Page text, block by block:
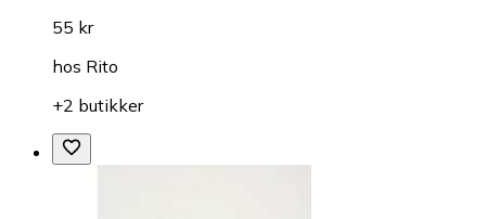
55 kr
hos Rito
+2 butikker